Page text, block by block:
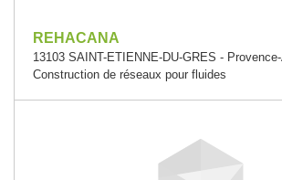
REHACANA
13103 SAINT-ETIENNE-DU-GRES -
Construction de réseaux pour fluides